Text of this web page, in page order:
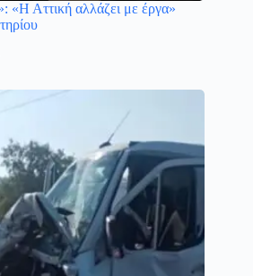
«Η Αττική αλλάζει με έργα»